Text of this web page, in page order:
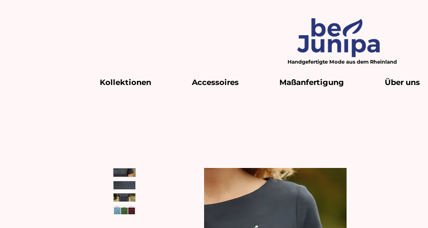
Handgefertigte Mode aus dem Rheinland
Kollektionen Accessoires Maßanfertigung Über uns